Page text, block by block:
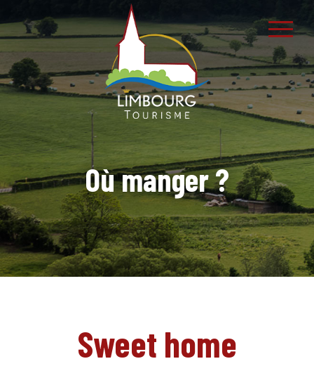
Où manger ?
Sweet home